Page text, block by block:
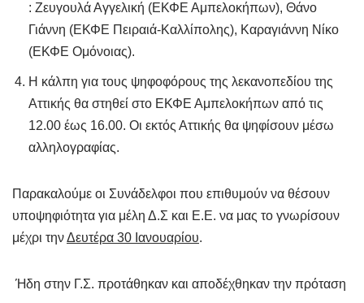
: Ζευγουλά Αγγελική (ΕΚΦΕ Αμπελοκήπων), Θάνο
Γιάννη (ΕΚΦΕ Πειραιά-Καλλίπολης), Καραγιάννη Νίκο
(ΕΚΦΕ Ομόνοιας).
Η κάλπη για τους ψηφοφόρους της λεκανοπεδίου της
Αττικής θα στηθεί στο ΕΚΦΕ Αμπελοκήπων από τις
12.00 έως 16.00. Οι εκτός Αττικής θα ψηφίσουν μέσω
αλληλογραφίας.
Παρακαλούμε οι Συνάδελφοι που επιθυμούν να θέσουν
υποψηφιότητα για μέλη Δ.Σ και Ε.Ε. να μας το γνωρίσουν
μέχρι τηνΔευτέρα 30 Ιανουαρίου.
Ήδη στην Γ.Σ. προτάθηκαν και αποδέχθηκαν την πρόταση